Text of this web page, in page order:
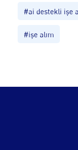
#ai destekli işe
#işe alım